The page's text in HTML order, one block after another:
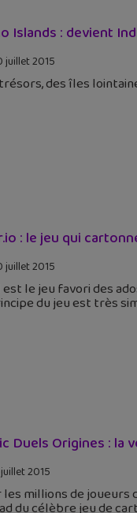
Islands : devient
juillet 2015
des îles
: le jeu qui
juillet 2015
le jeu favori des
du jeu est très
Duels Origines : la
2015
les millions de joueurs
du célèbre jeu de